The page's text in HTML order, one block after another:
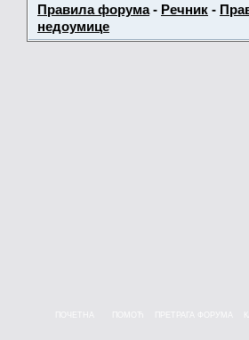
Правила форума- Речник -
недоумице